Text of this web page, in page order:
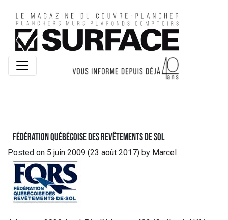
Fédération Québécoise des Revêtements de Sol
Posted on 5 juin 2009 (23 août 2017) by Marcel